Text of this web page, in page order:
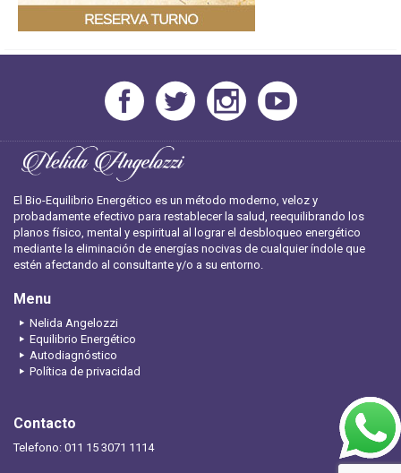
El Bio-Equilibrio Energético es un método moderno, veloz y
probadamente efectivo para restablecer la salud, reequilibrando los
planos físico, mental y espiritual al lograr el desbloqueo energético
mediante la eliminación de energías nocivas de cualquier índole que
estén afectando al consultante y/o a su entorno.
Menu
Nelida Angelozzi
Equilibrio Energético
Autodiagnóstico
Política de privacidad
Contacto
Telefono: 011 15 3071 1114